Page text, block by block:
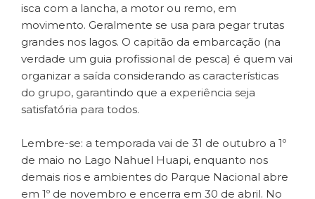
isca com a lancha, a motor ou remo, em
movimento. Geralmente se usa para pegar trutas
grandes nos lagos. O capitão da embarcação (na
verdade um guia profissional de pesca) é quem vai
organizar a saída considerando as características
do grupo, garantindo que a experiência seja
satisfatória para todos.
Lembre-se: a temporada vai de 31 de outubro a 1º
de maio no Lago Nahuel Huapi, enquanto nos
demais rios e ambientes do Parque Nacional abre
em 1º de novembro e encerra em 30 de abril. No